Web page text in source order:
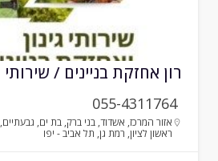
אחזקת בניינים / שירותי גינון
055-4311764
אזור המרכז,אשדוד,בני ברק,בת ים,גבעתיים, גני תקווה
ראשון לציון,רמת גן,תל אביב - יפו